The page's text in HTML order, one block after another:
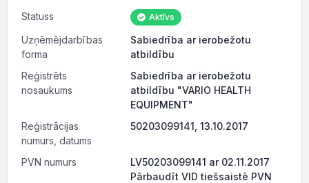
Statuss Aktīvs
Uzņēmējdarbības
forma
Sabiedrība ar ierobežotu
atbildību
Reģistrēts
nosaukums
Sabiedrība ar ierobežotu
atbildību "VARIO HEALTH
EQUIPMENT"
Reģistrācijas
numurs, datums
50203099141, 13.10.2017
PVN numurs
LV50203099141 ar 02.11.2017
Pārbaudīt VID tiešsaistē PVN